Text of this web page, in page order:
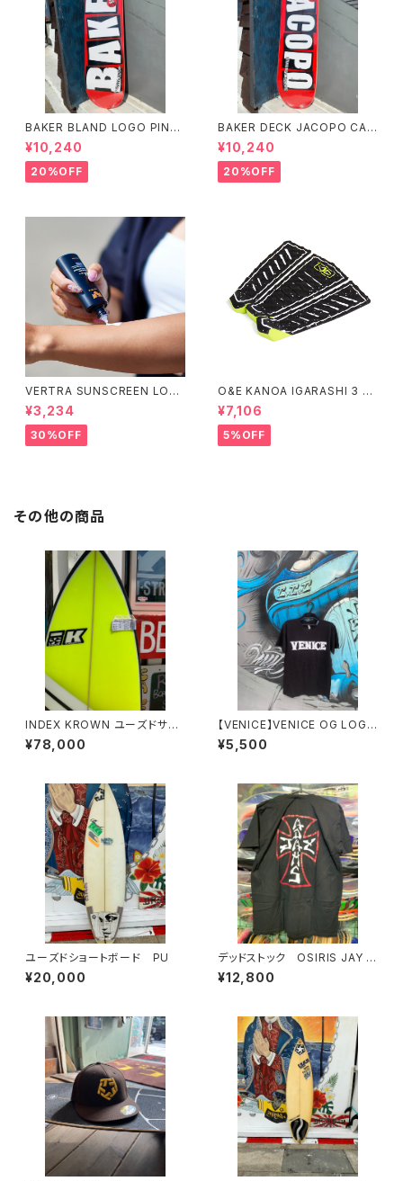
BAKER BLAND LOGO PINK
DECK 8.0 ベイカー ブラン
ド ロゴ デッキ ピンク 8イ
ンチ スケートボード スケボー
¥10,240
20%OFF
BAKER DECK JACOPO CAR
OZZI BRAND LOGO 8.25 ベ
イカー デッキ ジェイコープ ブ
ランド ロゴ スケートボード
スケボー
¥10,240
20%OFF
VERTRA SUNSCREEN LOTI
ON WHITE SPF 44＃
¥3,234
30%OFF
O&E KANOA IGARASHI 3 PI
ECE BLACK/LIME｜PRO SE
RIES
¥7,106
5%OFF
その他の商品
INDEX KROWN ユーズドサー
フボード
¥78,000
【VENICE】VENICE OG LOGO
T-Shirts
¥5,500
ユーズドショートボード PU
¥20,000
デッドストック OSIRIS JAY A
DAMS
¥12,800